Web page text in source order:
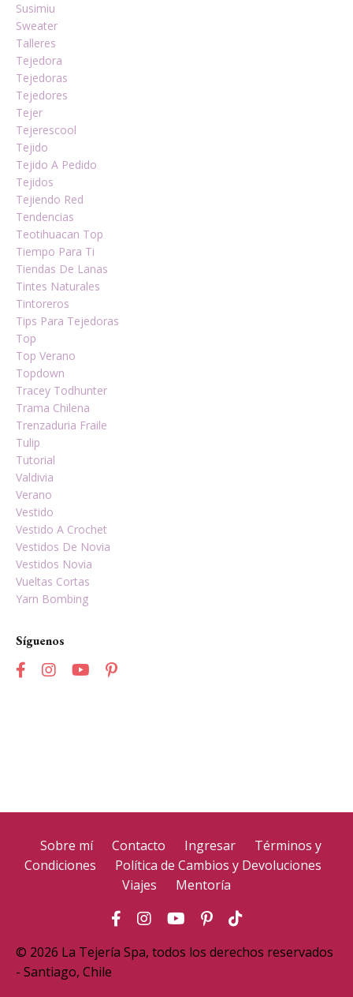
Susimiu
Sweater
Talleres
Tejedora
Tejedoras
Tejedores
Tejer
Tejerescool
Tejido
Tejido A Pedido
Tejidos
Tejiendo Red
Tendencias
Teotihuacan Top
Tiempo Para Ti
Tiendas De Lanas
Tintes Naturales
Tintoreros
Tips Para Tejedoras
Top
Top Verano
Topdown
Tracey Todhunter
Trama Chilena
Trenzaduria Fraile
Tulip
Tutorial
Valdivia
Verano
Vestido
Vestido A Crochet
Vestidos De Novia
Vestidos Novia
Vueltas Cortas
Yarn Bombing
Síguenos
Sobre mí Contacto Ingresar
Términos y
Condiciones
Política de Cambios y Devoluciones
Viajes
Mentoría
© 2026 La Tejería Spa, todos los derechos reservados
- Santiago, Chile